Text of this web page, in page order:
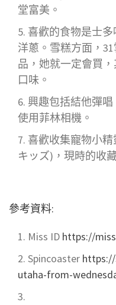
堂富美。
喜歡的食物是士
洋蔥。雪糕方面，
品，她就一定會買
口味。
興趣包括結他彈
使用菲林相機。
喜歡收集寵物小
キッズ)，現時的收
參考資料:
Miss ID https://
Spincoaster
utaha-from-